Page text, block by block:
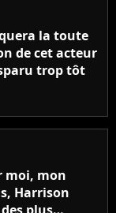
la toute
de cet acteur
trop tôt
moi, mon
Harrison